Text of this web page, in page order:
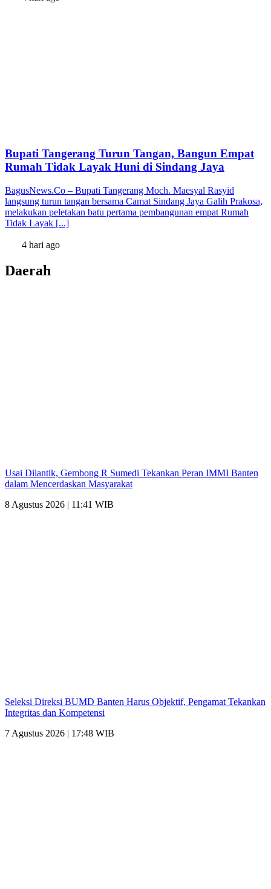
Bupati Tangerang Turun Tangan, Bangun Empat
Rumah Tidak Layak Huni di Sindang Jaya
BagusNews.Co – Bupati Tangerang Moch. Maesyal Rasyid
langsung turun tangan bersama Camat Sindang Jaya Galih Prakosa,
melakukan peletakan batu pertama pembangunan empat Rumah
Tidak Layak [...]
4 hari ago
Daerah
Usai Dilantik, Gembong R Sumedi Tekankan Peran IMMI Banten
dalam Mencerdaskan Masyarakat
8 Agustus 2026 | 11:41 WIB
Seleksi Direksi BUMD Banten Harus Objektif, Pengamat Tekankan
Integritas dan Kompetensi
7 Agustus 2026 | 17:48 WIB